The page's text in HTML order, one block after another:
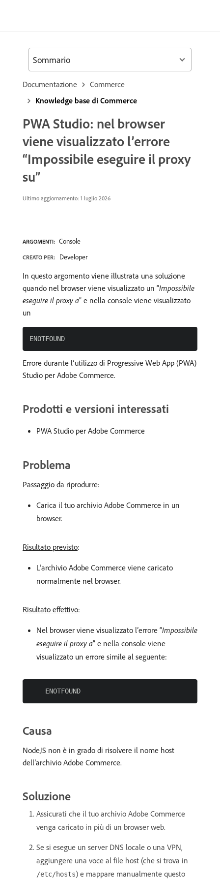
Documentazione
Commerce
Knowledge base di Commerce
PWA Studio: nel browser
viene visualizzato l’errore
“Impossibile eseguire il proxy
su”
Ultimo aggiornamento: 1 luglio 2026
ARGOMENTI: Console
CREATO PER: Developer
In questo argomento viene illustrata una soluzione
quando nel browser viene visualizzato un “Impossibile
eseguire il proxy a” e nella console viene visualizzato
un
Errore durante l’utilizzo di Progressive Web App (PWA)
Studio per Adobe Commerce.
Prodotti e versioni interessati
PWA Studio per Adobe Commerce
Problema
Passaggio da riprodurre:
Carica il tuo archivio Adobe Commerce in un
browser.
Risultato previsto:
L’archivio Adobe Commerce viene caricato
normalmente nel browser.
Risultato effettivo:
Nel browser viene visualizzato l’errore “Impossibile
eseguire il proxy a” e nella console viene
visualizzato un errore simile al seguente:
Causa
NodeJS non è in grado di risolvere il nome host
dell’archivio Adobe Commerce.
Soluzione
Assicurati che il tuo archivio Adobe Commerce
venga caricato in più di un browser web.
Se si esegue un server DNS locale o una VPN,
aggiungere una voce al file host (che si trova in
/etc/hosts) e mappare manualmente questo
Sommario